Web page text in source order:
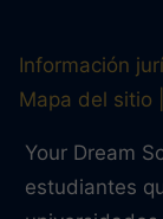
Información
Mapa del sitio
Your Dream
estudiantes